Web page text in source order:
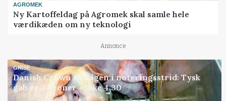
AGROMEK
Ny Kartoffeldag på Agromek skal samle hele
værdikæden om ny teknologi
Annonce
GRISE
Danish Crown slår igen i noteringsstrid: Tysk
gab er 3 kroner – ikke 4,30